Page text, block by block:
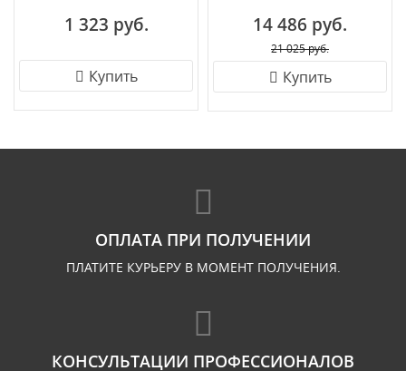
1 323 руб.
Купить
14 486 руб.
21 025 руб.
Купить
ОПЛАТА ПРИ ПОЛУЧЕНИИ
ПЛАТИТЕ КУРЬЕРУ В МОМЕНТ ПОЛУЧЕНИЯ.
КОНСУЛЬТАЦИИ ПРОФЕССИОНАЛОВ